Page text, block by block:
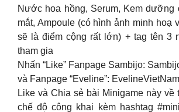
Nước hoa hồng, Serum, Kem dưỡng
mắt, Ampoule (có hình ảnh minh hoạ
sẽ là điểm cộng rất lớn) + tag tên 3
tham gia
Nhấn “Like” Fanpage Sambijo:
và Fanpage “Eveline”:
Like và Chia sẻ bài Minigame này về
chế độ công khai kèm hashtag